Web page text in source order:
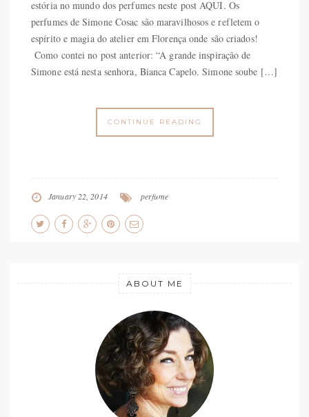
estória no mundo dos perfumes neste post AQUI. Os
perfumes de Simone Cosac são maravilhosos e refletem o
espírito e magia do atelier em Florença onde são criados!
Como contei no post anterior: “A grande inspiração de
Simone está nesta senhora, Bianca Capelo. Simone soube […]
CONTINUE READING
January 22, 2014 perfume
ABOUT ME